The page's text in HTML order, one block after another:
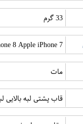
33 گرم
8 Apple iPhone 7
مات
قاب پشتی لبه بالایی